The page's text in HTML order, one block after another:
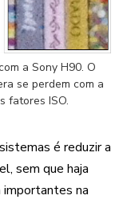
a Sony H90. O
se perdem com a
fatores ISO.
é reduzir a
sem que haja
na